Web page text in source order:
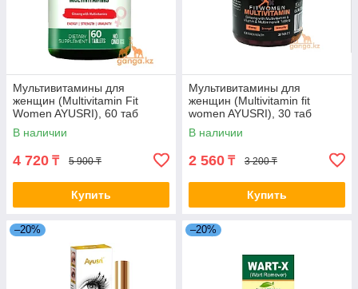
Мультивитамины для
женщин (Multivitamin Fit
Women AYUSRI), 60 таб
В наличии
4 720 ₸ 5 900 ₸
Купить
Мультивитамины для
женщин (Multivitamin fit
women AYUSRI), 30 таб
В наличии
2 560 ₸ 3 200 ₸
Купить
–20% –20%